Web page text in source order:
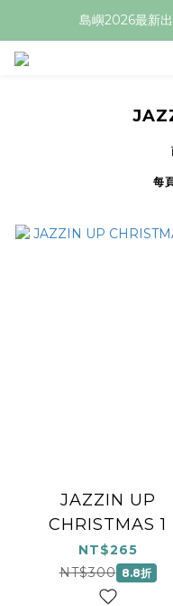
島嶼2026最新
每
JAZZIN UP
CHRISTMAS 1
NT$265
NT$300 8.8折